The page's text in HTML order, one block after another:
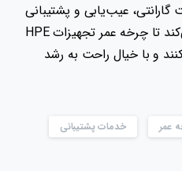
گارانتی، عیب‌یابی و پشتیبانی
نرم‌افزاری، به سازمان‌ها کمک می‌کند تا چرخه عمر تجهیزات HPE
و با خیال راحت به رشد
عمر
خدمات پشتیبانی